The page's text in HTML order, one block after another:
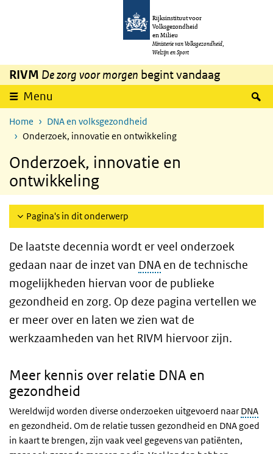
Overslaan en naar de inhoud gaan
Rijksinstituut voor
Volksgezondheid
en Milieu
Ministerie van Volksgezondheid,
Welzijn en Sport
RIVM De zorg voor morgen begint vandaag
Menu
Home
DNA en volksgezondheid
Onderzoek, innovatie en ontwikkeling
Onderzoek, innovatie en
ontwikkeling
Pagina's in dit onderwerp
De laatste decennia wordt er veel onderzoek
gedaan naar de inzet van DNA en de technische
mogelijkheden hiervan voor de publieke
gezondheid en zorg. Op deze pagina vertellen we
er meer over en laten we zien wat de
werkzaamheden van het RIVM hiervoor zijn.
Meer kennis over relatie DNA en
gezondheid
Wereldwijd worden diverse onderzoeken uitgevoerd naar DNA
en gezondheid. Om de relatie tussen gezondheid en DNA goed
in kaart te brengen, zijn vaak veel gegevens van patiënten,